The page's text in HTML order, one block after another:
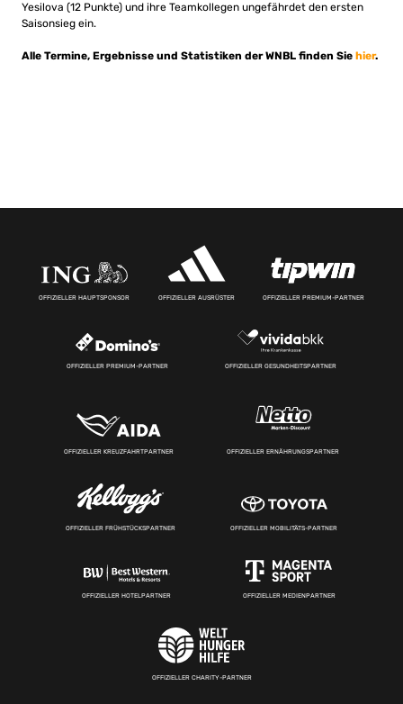
Yesilova (12 Punkte) und ihre Teamkollegen ungefährdet den ersten
Saisonsieg ein.
Alle Termine, Ergebnisse und Statistiken der WNBL finden Sie hier.
OFFIZIELLER HAUPTSPONSOR OFFIZIELLER AUSRÜSTER OFFIZIELLER PREMIUM-PARTNER
OFFIZIELLER PREMIUM-PARTNER OFFIZIELLER GESUNDHEITSPARTNER
OFFIZIELLER KREUZFAHRTPARTNER OFFIZIELLER ERNÄHRUNGSPARTNER
OFFIZIELLER FRÜHSTÜCKSPARTNER OFFIZIELLER MOBILITÄTS-PARTNER
OFFIZIELLER HOTELPARTNER OFFIZIELLER MEDIENPARTNER
OFFIZIELLER CHARITY-PARTNER